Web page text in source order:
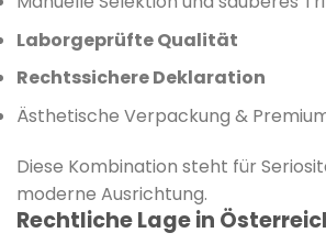
Laborgeprüfte Qualität
Rechtssichere Deklaration
Ästhetische Verpackung &
Diese Kombination steht für
moderne Ausrichtung.
Rechtliche Lage in